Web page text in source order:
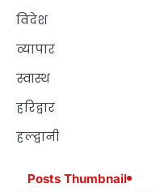
विदेश
व्यापार
स्वास्थ
हरिद्वार
हल्द्वानी
Posts Thumbnail